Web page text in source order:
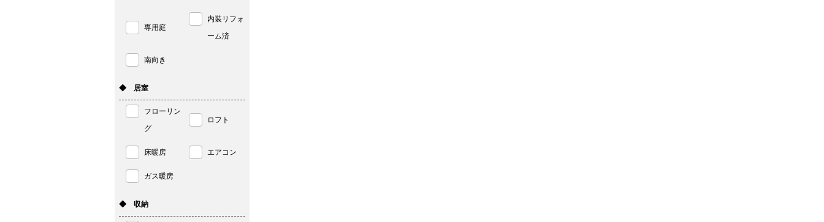
専用庭
内装リフォ
ーム済
南向き
◆ 居室
フローリン
グ
ロフト
床暖房 エアコン
ガス暖房
◆ 収納